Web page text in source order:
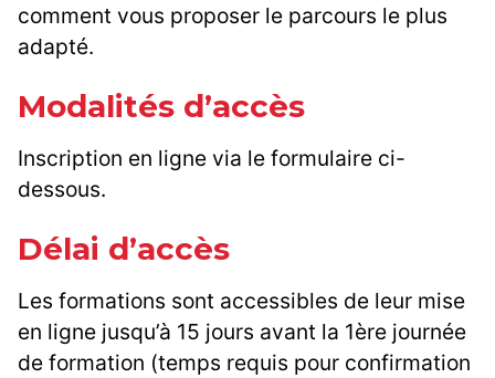
comment vous proposer le parcours le plus
adapté.
Modalités d’accès
Inscription en ligne via le formulaire ci-
dessous.
Délai d’accès
Les formations sont accessibles de leur mise
en ligne jusqu’à 15 jours avant la 1ère journée
de formation (temps requis pour confirmation